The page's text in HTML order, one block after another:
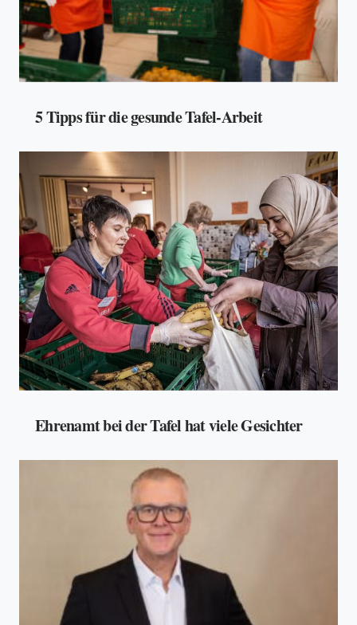
5 Tipps für die gesunde Tafel-Arbeit
Ehrenamt bei der Tafel hat viele Gesichter